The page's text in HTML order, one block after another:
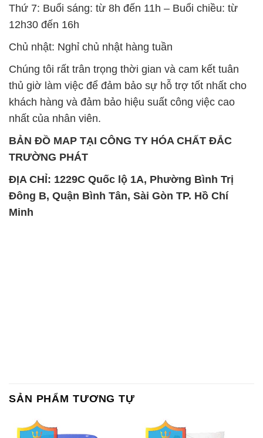
Thứ 7: Buổi sáng: từ 8h đến 11h – Buổi chiều: từ
12h30 đến 16h
Chủ nhật: Nghỉ chủ nhật hàng tuần
Chúng tôi rất trân trọng thời gian và cam kết tuân
thủ giờ làm việc để đảm bảo sự hỗ trợ tốt nhất cho
khách hàng và đảm bảo hiệu suất công việc cao
nhất của nhân viên.
BẢN ĐỒ MAP TẠI CÔNG TY HÓA CHẤT ĐẮC
TRƯỜNG PHÁT
ĐỊA CHỈ: 1229C Quốc lộ 1A, Phường Bình Trị
Đông B, Quận Bình Tân, Sài Gòn TP. Hồ Chí
Minh
SẢN PHẨM TƯƠNG TỰ